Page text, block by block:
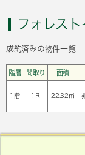
フォレス
成約済みの物件一覧
階層 間取り 面積
1階 1Ｒ 22.32㎡